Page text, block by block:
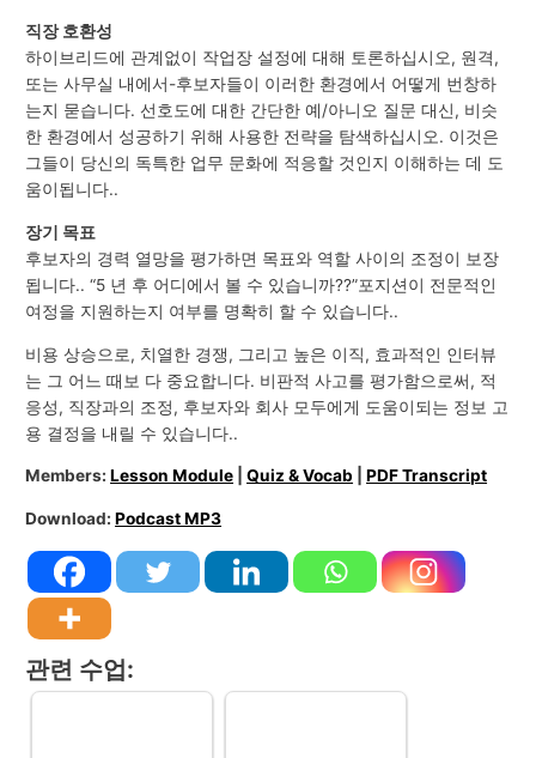
직장 호환성
하이브리드에 관계없이 작업장 설정에 대해 토론하십시오, 원격,
또는 사무실 내에서-후보자들이 이러한 환경에서 어떻게 번창하
는지 묻습니다. 선호도에 대한 간단한 예/아니오 질문 대신, 비슷
한 환경에서 성공하기 위해 사용한 전략을 탐색하십시오. 이것은
그들이 당신의 독특한 업무 문화에 적응할 것인지 이해하는 데 도
움이됩니다..
장기 목표
후보자의 경력 열망을 평가하면 목표와 역할 사이의 조정이 보장
됩니다.. “5 년 후 어디에서 볼 수 있습니까??”포지션이 전문적인
여정을 지원하는지 여부를 명확히 할 수 있습니다..
비용 상승으로, 치열한 경쟁, 그리고 높은 이직, 효과적인 인터뷰
는 그 어느 때보 다 중요합니다. 비판적 사고를 평가함으로써, 적
응성, 직장과의 조정, 후보자와 회사 모두에게 도움이되는 정보 고
용 결정을 내릴 수 있습니다..
Members:Lesson Module |Quiz & Vocab |PDF Transcript
Download:Podcast MP3
관련 수업: